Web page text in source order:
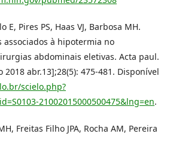
E, Pires PS, Haas VJ, Barbosa MH.
associados à hipotermia no
abdominais eletivas. Acta paul.
abr.13];28(5): 475-481. Disponível
scielo.php?
21002015000500475&lng=en.
Freitas Filho JPA, Rocha AM, Pereira